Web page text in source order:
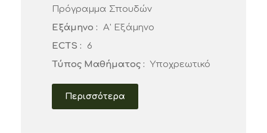
Πρόγραμμα Σπουδών
Εξάμηνο : Α' Εξάμηνο
ECTS :
6
Τύπος Μαθήματος : Υποχρεωτικό
Περισσότερα